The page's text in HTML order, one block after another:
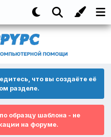
что вы создаёте её
разделе.
образцу шаблона - не
на форуме.